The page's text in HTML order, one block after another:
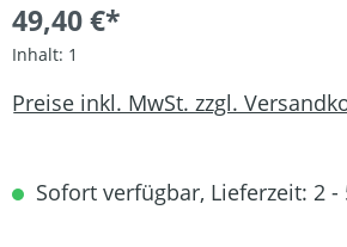
49,40 €*
Inhalt: 1
Preise inkl. MwSt. zzgl.
Sofort verfügbar, Lieferzeit: 2 -